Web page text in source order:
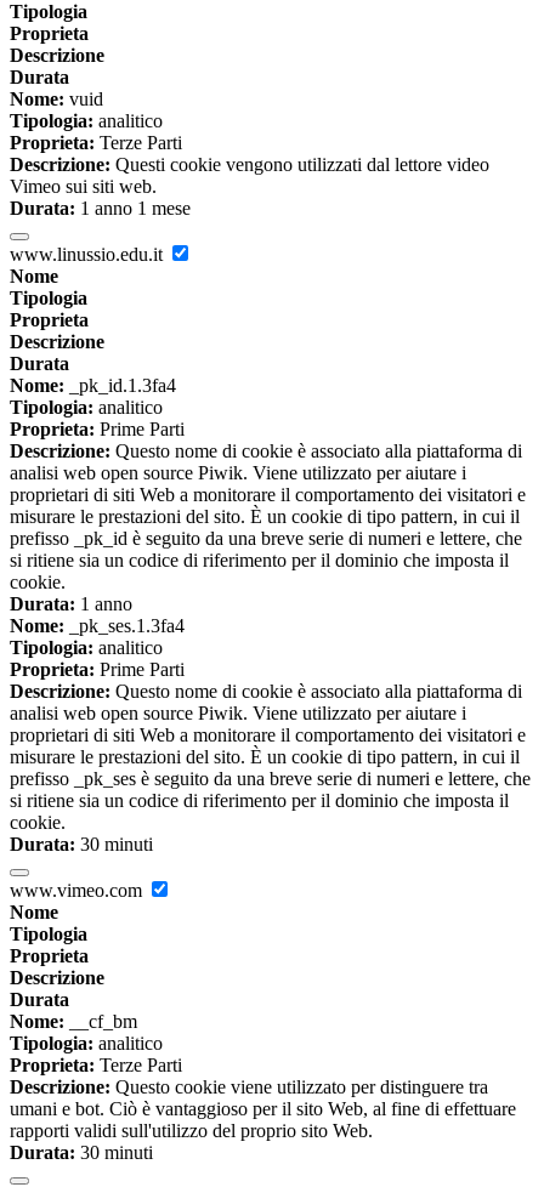
Tipologia
Proprieta
Descrizione
Durata
Nome: vuid
Tipologia: analitico
Proprieta: Terze Parti
Descrizione: Questi cookie vengono utilizzati dal lettore video
Vimeo sui siti web.
Durata: 1 anno 1 mese
www.linussio.edu.it
Nome
Tipologia
Proprieta
Descrizione
Durata
Nome: _pk_id.1.3fa4
Tipologia: analitico
Proprieta: Prime Parti
Descrizione: Questo nome di cookie è associato alla piattaforma di
analisi web open source Piwik. Viene utilizzato per aiutare i
proprietari di siti Web a monitorare il comportamento dei visitatori e
misurare le prestazioni del sito. È un cookie di tipo pattern, in cui il
prefisso _pk_id è seguito da una breve serie di numeri e lettere, che
si ritiene sia un codice di riferimento per il dominio che imposta il
cookie.
Durata: 1 anno
Nome: _pk_ses.1.3fa4
Tipologia: analitico
Proprieta: Prime Parti
Descrizione: Questo nome di cookie è associato alla piattaforma di
analisi web open source Piwik. Viene utilizzato per aiutare i
proprietari di siti Web a monitorare il comportamento dei visitatori e
misurare le prestazioni del sito. È un cookie di tipo pattern, in cui il
prefisso _pk_ses è seguito da una breve serie di numeri e lettere, che
si ritiene sia un codice di riferimento per il dominio che imposta il
cookie.
Durata: 30 minuti
www.vimeo.com
Nome
Tipologia
Proprieta
Descrizione
Durata
Nome: __cf_bm
Tipologia: analitico
Proprieta: Terze Parti
Descrizione: Questo cookie viene utilizzato per distinguere tra
umani e bot. Ciò è vantaggioso per il sito Web, al fine di effettuare
rapporti validi sull'utilizzo del proprio sito Web.
Durata: 30 minuti